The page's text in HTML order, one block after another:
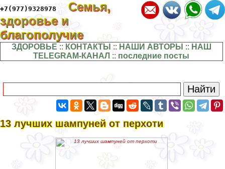
+7(977)9328978
Семья,
здоровье и
благополучие
ЗДОРОВЬЕ :: КОНТАКТЫ :: НАШИ АВТОРЫ :: НАШ
TELEGRAM-КАНАЛ :: последние посты
13 лучших шампуней от перхоти